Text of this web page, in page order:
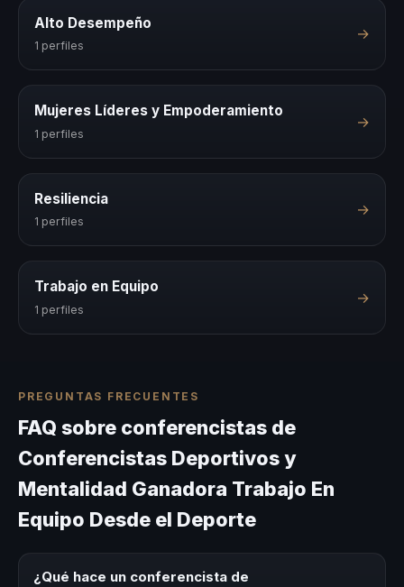
Alto Desempeño
1 perfiles
→
Mujeres Líderes y Empoderamiento
1 perfiles
→
Resiliencia
1 perfiles
→
Trabajo en Equipo
1 perfiles
→
PREGUNTAS FRECUENTES
FAQ sobre conferencistas de
Conferencistas Deportivos y
Mentalidad Ganadora Trabajo En
Equipo Desde el Deporte
¿Qué hace un conferencista de